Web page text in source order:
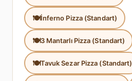
İnferno Pizza (Standart)
3 Mantarlı Pizza (Standart)
Tavuk Sezar Pizza (Standart)